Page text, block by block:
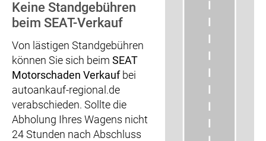
Keine Standgebühren
beim SEAT-Verkauf
Von lästigen Standgebühren
können Sie sich beim SEAT
Motorschaden Verkaufbei
autoankauf-regional.de
verabschieden. Sollte die
Abholung Ihres Wagens nicht
24 Stunden nach Abschluss